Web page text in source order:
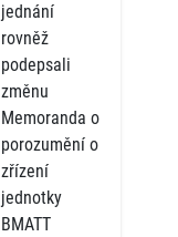
jednání
rovněž
podepsali
změnu
Memoranda o
porozumění o
zřízení
jednotky
BMATT